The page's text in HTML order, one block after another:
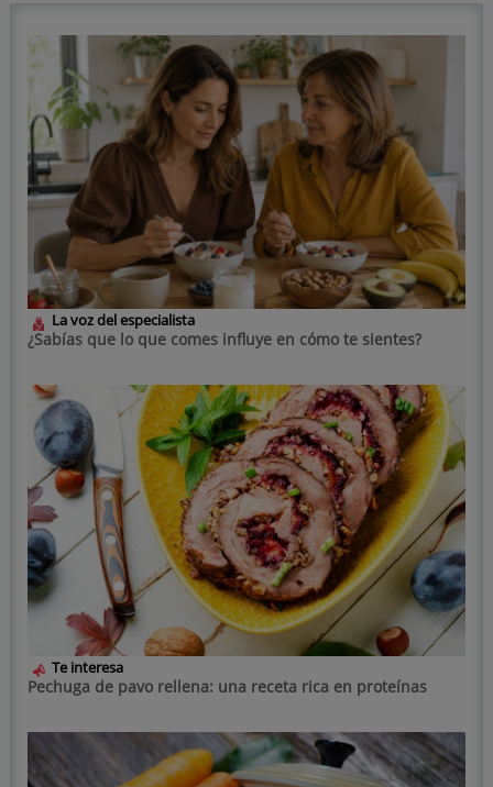
La voz del especialista
¿Sabías que lo que comes influye en cómo te sientes?
Te interesa
Pechuga de pavo rellena: una receta rica en proteínas